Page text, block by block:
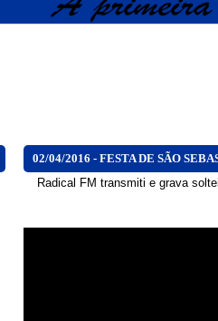
02/04/2016 - FESTA DE SÃO
Radical FM transmiti e grava